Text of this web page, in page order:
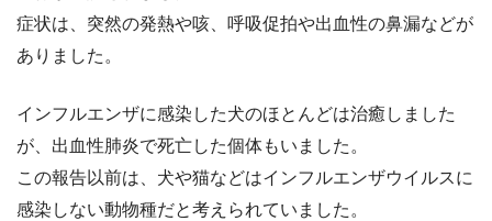
症状は、突然の発熱や咳、呼吸促拍や出血性の鼻漏などが
ありました。
インフルエンザに感染した犬のほとんどは治癒しました
が、出血性肺炎で死亡した個体もいました。
この報告以前は、犬や猫などはインフルエンザウイルスに
感染しない動物種だと考えられていました。